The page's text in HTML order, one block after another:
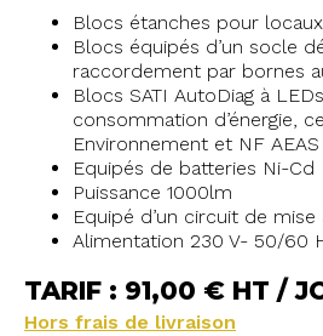
Blocs étanches pour
Blocs équipés d’un socle
raccordement par bornes
Blocs SATI AutoDiag à
consommation d’énergie,
Environnement et NF
Equipés de batteries Ni-Cd
Puissance 1000lm
Equipé d’un circuit de mise
Alimentation 230 V- 50/60
TARIF : 91,00 € HT /
Hors frais de livraison